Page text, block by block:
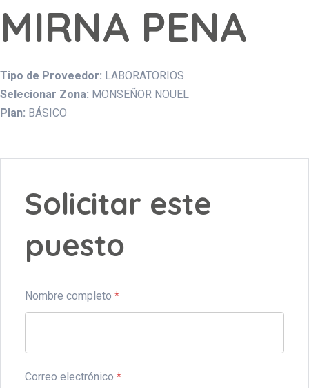
MIRNA PENA
Tipo de Proveedor: LABORATORIOS
Selecionar Zona: MONSEÑOR NOUEL
Plan: BÁSICO
Solicitar este
puesto
Nombre completo *
Correo electrónico *